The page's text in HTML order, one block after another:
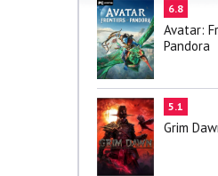
6.8
Avatar:
Pandora
5.1
Grim